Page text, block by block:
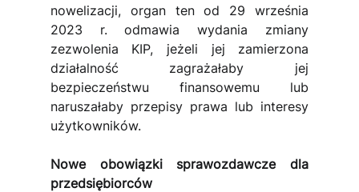
nowelizacji, organ ten od 29 września
2023 r. odmawia wydania zmiany
zezwolenia KIP, jeżeli jej zamierzona
działalność zagrażałaby jej
bezpieczeństwu finansowemu lub
naruszałaby przepisy prawa lub interesy
użytkowników.
Nowe obowiązki sprawozdawcze dla
przedsiębiorców